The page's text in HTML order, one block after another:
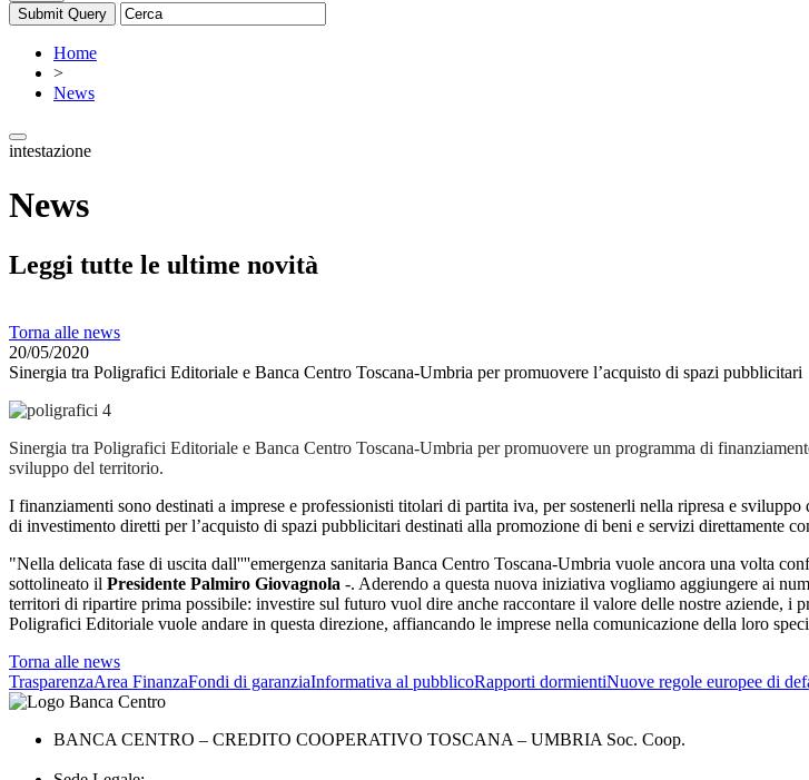
Home
>
News
intestazione
News
Leggi tutte le ultime novità
Torna alle news
20/05/2020
Sinergia tra Poligrafici Editoriale e Banca Centro Toscana-Umbria per promuovere l’acquisto di spazi pubblicitari
Sinergia tra Poligrafici Editoriale e Banca Centro Toscana-Umbria per promuovere un programma di
sviluppo del territorio.
I finanziamenti sono destinati a imprese e professionisti titolari di partita iva, per sostenerli nella ripresa e
di investimento diretti per l’acquisto di spazi pubblicitari destinati alla promozione di beni e servizi direttamente
"Nella delicata fase di uscita dall''''emergenza sanitaria Banca Centro Toscana-Umbria vuole ancora una volta
sottolineato il Presidente Palmiro Giovagnola -. Aderendo a questa nuova iniziativa vogliamo aggiungere ai
territori di ripartire prima possibile: investire sul futuro vuol dire anche raccontare il valore delle nostre aziende,
Poligrafici Editoriale vuole andare in questa direzione, affiancando le imprese nella comunicazione della loro
Torna alle news
TrasparenzaArea FinanzaFondi di garanziaInformativa al pubblicoRapporti dormientiNuove regole europee di
BANCA CENTRO – CREDITO COOPERATIVO TOSCANA – UMBRIA Soc. Coop.